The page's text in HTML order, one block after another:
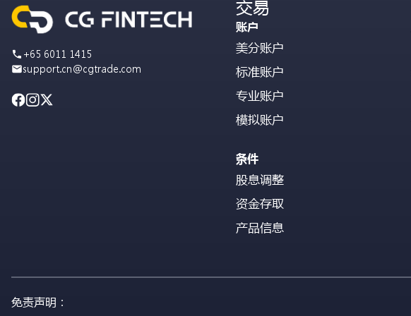
+65 6011 1415
support.cn@cgtrade.com
交易
账户
美分账户
标准账户
专业账户
模拟账户
条件
股息调整
资金存取
产品信息
免责声明：